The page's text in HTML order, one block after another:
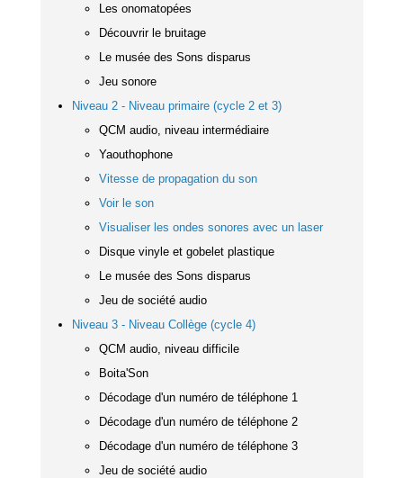
Les onomatopées
Découvrir le bruitage
Le musée des Sons disparus
Jeu sonore
Niveau 2 - Niveau primaire (cycle 2 et 3)
QCM audio, niveau intermédiaire
Yaouthophone
Vitesse de propagation du son
Voir le son
Visualiser les ondes sonores avec un laser
Disque vinyle et gobelet plastique
Le musée des Sons disparus
Jeu de société audio
Niveau 3 - Niveau Collège (cycle 4)
QCM audio, niveau difficile
Boita'Son
Décodage d'un numéro de téléphone 1
Décodage d'un numéro de téléphone 2
Décodage d'un numéro de téléphone 3
Jeu de société audio